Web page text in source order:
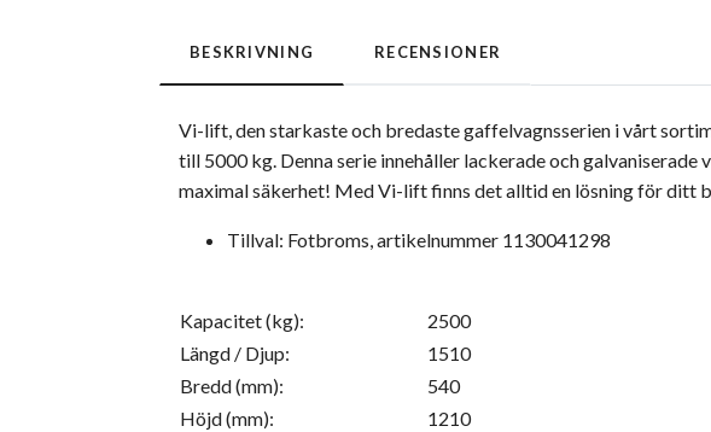
BESKRIVNING RECENSIONER
Vi-lift, den starkaste och bredaste gaffelvagnsserien i vårt
till 5000 kg. Denna serie innehåller lackerade och
maximal säkerhet! Med Vi-lift finns det alltid en lösning för ditt
Tillval: Fotbroms, artikelnummer 1130041298
Kapacitet (kg):
2500
Längd / Djup:
1510
Bredd (mm):
540
Höjd (mm):
1210